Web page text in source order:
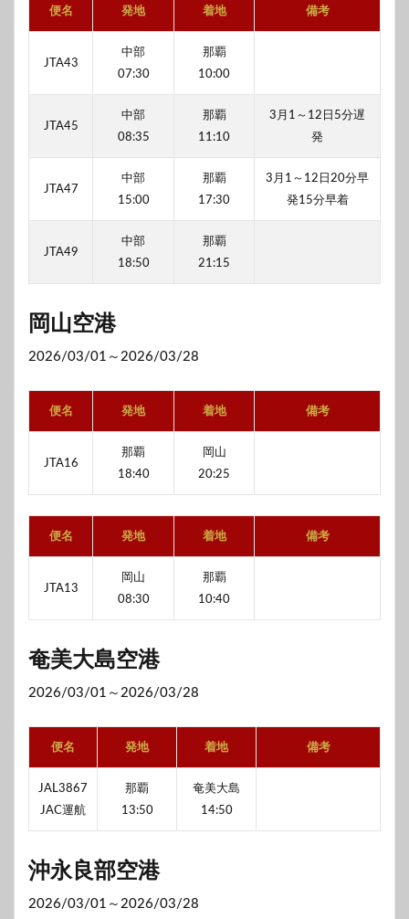
便名 発地 着地 備考
JTA43
中部
07:30
那覇
10:00
JTA45
中部
08:35
那覇
11:10
3月1～12日5分遅
発
JTA47
中部
15:00
那覇
17:30
3月1～12日20分早
発15分早着
JTA49
中部
18:50
那覇
21:15
岡山空港
2026/03/01～2026/03/28
便名 発地 着地 備考
JTA16
那覇
18:40
岡山
20:25
便名 発地 着地 備考
JTA13
岡山
08:30
那覇
10:40
奄美大島空港
2026/03/01～2026/03/28
便名 発地 着地 備考
JAL3867
JAC運航
那覇
13:50
奄美大島
14:50
沖永良部空港
2026/03/01～2026/03/28